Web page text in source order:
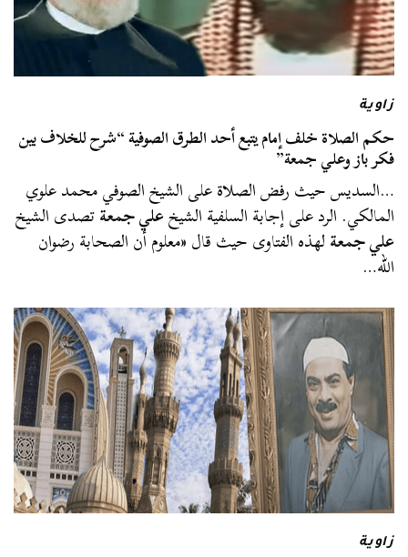
زاوية
حكم الصلاة خلف إمام يتبع أحد الطرق الصوفية “شرح للخلاف بين
فكر باز وعلي جمعة”
…السديس حيث رفض الصلاة على الشيخ الصوفي محمد علوي
المالكي. الرد على إجابة السلفية الشيخعلي جمعةتصدى الشيخ
علي جمعةلهذه الفتاوى حيث قال «معلوم أن الصحابة رضوان
الله…
زاوية